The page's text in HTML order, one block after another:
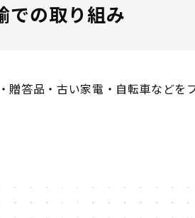
での取り組み
贈答品・古い家電・自転車などを